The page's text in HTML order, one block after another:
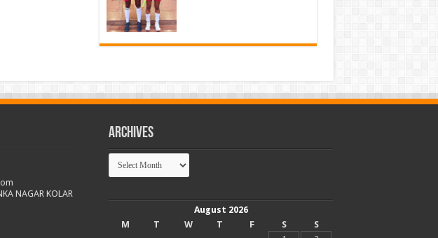
NAGAR KOLAR
Archives
Archives
August 2026
M
T W T F S
S